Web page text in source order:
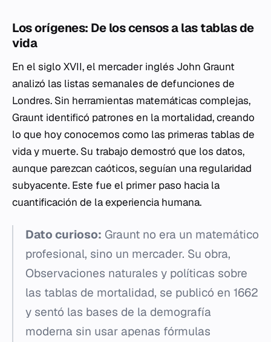
Los orígenes: De los censos a las tablas de
vida
En el siglo XVII, el mercader inglés John Graunt
analizó las listas semanales de defunciones de
Londres. Sin herramientas matemáticas complejas,
Graunt identificó patrones en la mortalidad, creando
lo que hoy conocemos como las primeras tablas de
vida y muerte. Su trabajo demostró que los datos,
aunque parezcan caóticos, seguían una regularidad
subyacente. Este fue el primer paso hacia la
cuantificación de la experiencia humana.
Dato curioso: Graunt no era un matemático
profesional, sino un mercader. Su obra,
Observaciones naturales y políticas sobre
las tablas de mortalidad, se publicó en 1662
y sentó las bases de la demografía
moderna sin usar apenas fórmulas